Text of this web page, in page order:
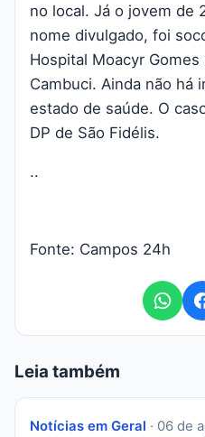
no local. Já o jovem de
nome divulgado, foi
Hospital Moacyr
Cambuci. Ainda não há
estado de saúde. O
DP de São Fidélis.
..
Fonte: Campos 24h
Leia também
Notícias em Geral · 06 de